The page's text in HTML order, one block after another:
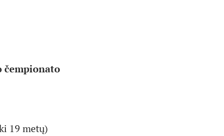
čempionato
19 metų)